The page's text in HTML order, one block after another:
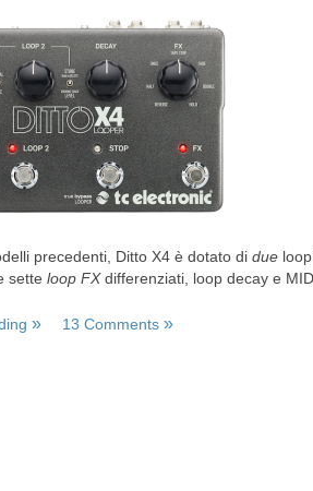
precedenti, Ditto X4 è dotato di due
sette loop FXdifferenziati, loop decay e
13 Comments